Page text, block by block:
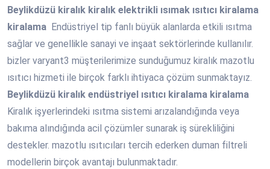
Beylikdüzü kiralık kiralık elektrikli ısımak ısıtıcı kiralama
kiralama Endüstriyel tip fanlı büyük alanlarda etkili ısıtma
sağlar ve genellikle sanayi ve inşaat sektörlerinde kullanılır.
bizler varyant3 müşterilerimize sunduğumuz kiralık mazotlu
ısıtıcı hizmeti ile birçok farklı ihtiyaca çözüm sunmaktayız.
Beylikdüzü kiralık endüstriyel ısıtıcı kiralama kiralama
Kiralık işyerlerindeki ısıtma sistemi arızalandığında veya
bakıma alındığında acil çözümler sunarak iş sürekliliğini
destekler. mazotlu ısıtıcıları tercih ederken duman filtreli
modellerin birçok avantajı bulunmaktadır.